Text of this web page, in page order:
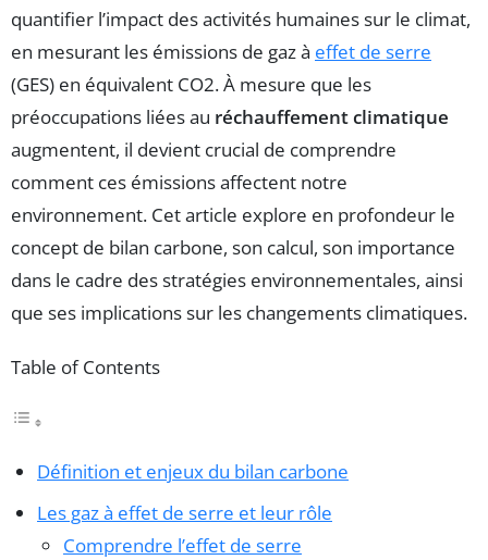
quantifier l’impact des activités humaines sur le climat,
en mesurant les émissions de gaz à effet de serre
(GES) en équivalent CO2. À mesure que les
préoccupations liées au réchauffement climatique
augmentent, il devient crucial de comprendre
comment ces émissions affectent notre
environnement. Cet article explore en profondeur le
concept de bilan carbone, son calcul, son importance
dans le cadre des stratégies environnementales, ainsi
que ses implications sur les changements climatiques.
Table of Contents
Définition et enjeux du bilan carbone
Les gaz à effet de serre et leur rôle
Comprendre l’effet de serre